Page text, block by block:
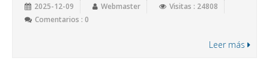
2025-12-09 Webmaster
Visitas : 24808
Comentarios : 0
Leer más